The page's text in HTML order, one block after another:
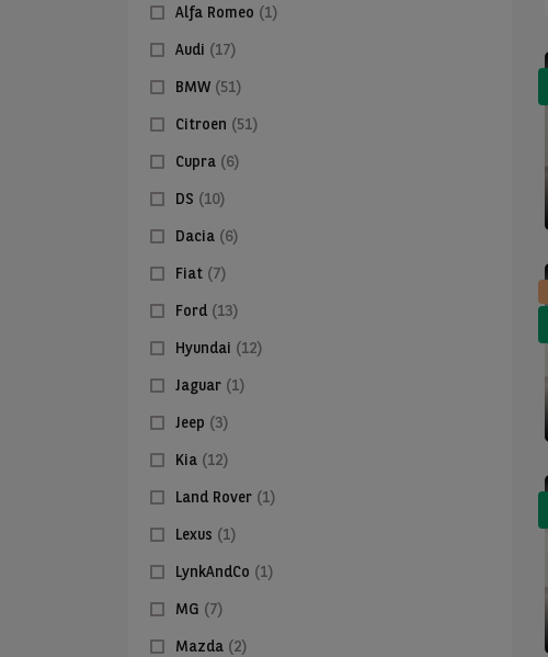
Alfa Romeo (1)
Audi (17)
BMW (51)
Citroen (51)
Cupra (6)
DS (10)
Dacia (6)
Fiat (7)
Ford (13)
Hyundai (12)
Jaguar (1)
Jeep (3)
Kia (12)
Land Rover (1)
Lexus (1)
LynkAndCo (1)
MG (7)
Mazda (2)